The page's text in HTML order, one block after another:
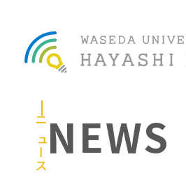
ニュースNEWS